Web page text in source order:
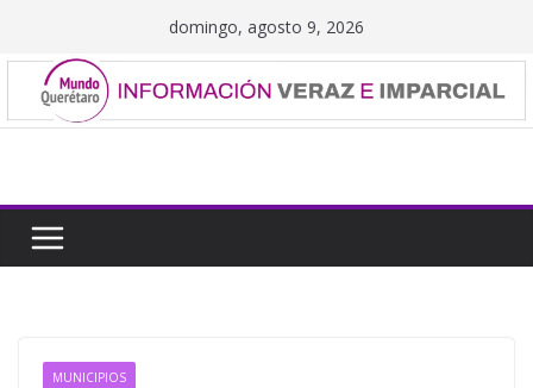
contenido
domingo, agosto 9, 2026
MUNICIPIOS